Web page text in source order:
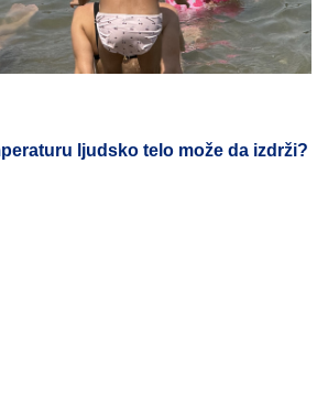
ljudsko telo može da izdrži?